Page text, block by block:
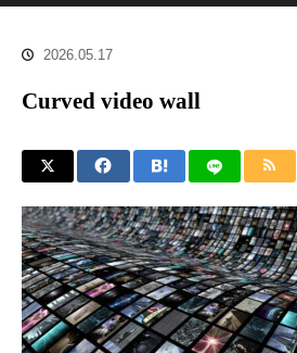
2026.05.17
Curved video wall